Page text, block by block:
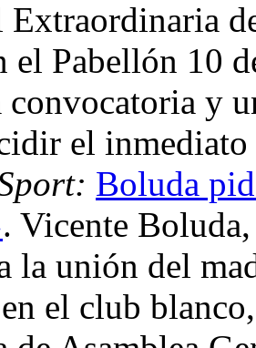
Extraordinaria
el Pabellón 10
y
el
Boluda
. Vicente
la unión del
el club